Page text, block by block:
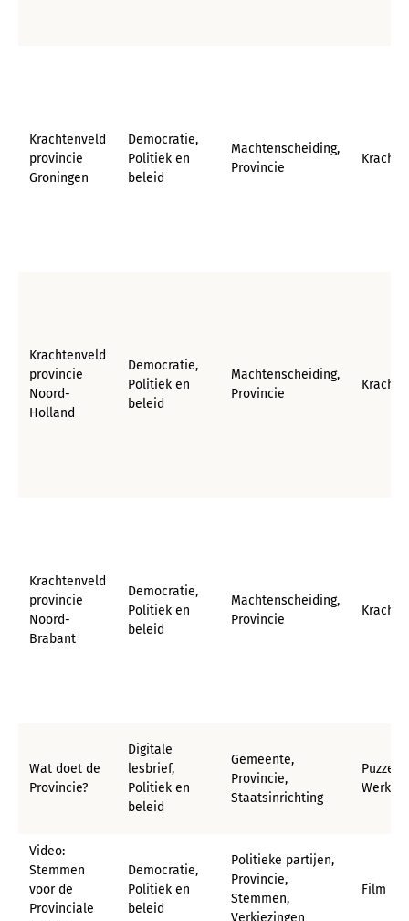
Krachtenveld
provincie
Groningen
Democratie,
Politiek en
beleid
Machtenscheiding,
Provincie
Krachtenveld
provincie
Noord-
Holland
Democratie,
Politiek en
beleid
Machtenscheiding,
Provincie
Krachtenveld
provincie
Noord-
Brabant
Democratie,
Politiek en
beleid
Machtenscheiding,
Provincie
Wat doet de
Provincie?
Digitale
lesbrief,
Politiek en
beleid
Gemeente,
Provincie,
Staatsinrichting
Puzzel,
Video:
Stemmen
voor de
Provinciale
Democratie,
Politiek en
beleid
Politieke partijen,
Provincie,
Stemmen,
Verkiezingen
Film